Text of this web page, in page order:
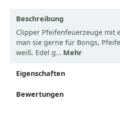
Beschreibung
Clipper Pfeifenfeuerzeuge mit
man sie gerne für Bongs,
weiß. Edel g… Mehr
Eigenschaften
Bewertungen